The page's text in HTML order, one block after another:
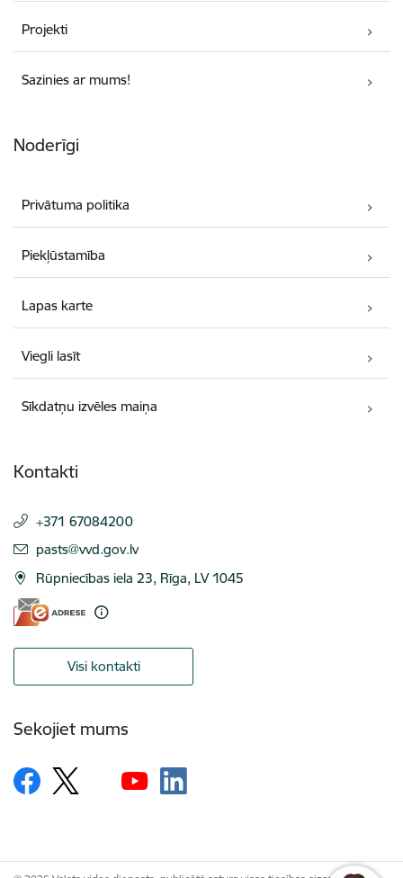
Projekti
Sazinies ar mums!
Noderīgi
Privātuma politika
Piekļūstamība
Lapas karte
Viegli lasīt
Sīkdatņu izvēles maiņa
Kontakti
+371 67084200
E-pasts:
pasts@vvd.gov.lv
Rūpniecības iela 23, Rīga, LV 1045
Visi kontakti
Sekojiet mums